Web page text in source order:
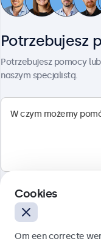
Polski
Potrzebujesz
Potrzebujesz pomocy
naszym specjalistą.
Cookies
Om een correcte